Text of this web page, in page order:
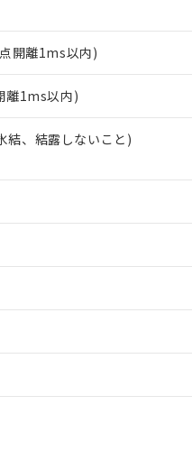
開離1ms以内)
離1ms以内)
、結露しないこと)